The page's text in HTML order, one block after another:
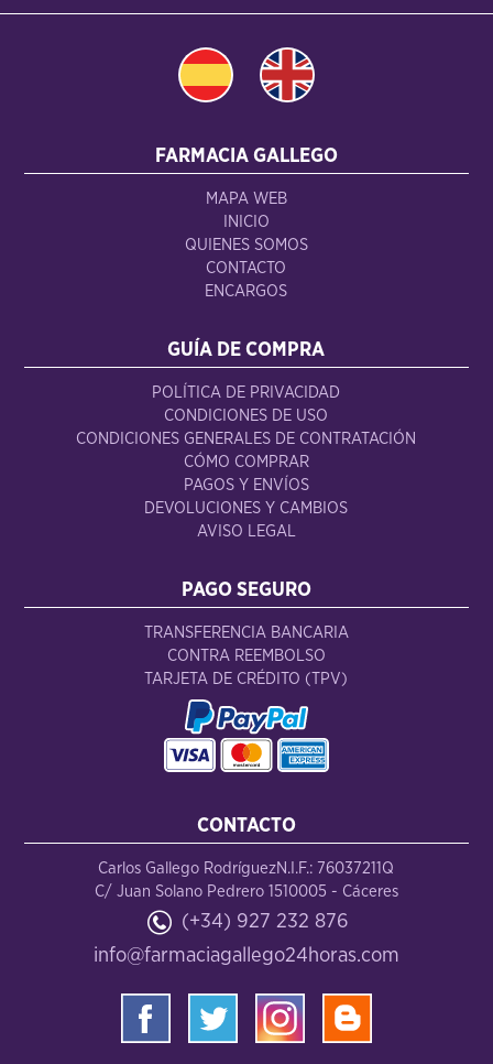
FARMACIA GALLEGO
MAPA WEB
INICIO
QUIENES SOMOS
CONTACTO
ENCARGOS
GUÍA DE COMPRA
POLÍTICA DE PRIVACIDAD
CONDICIONES DE USO
CONDICIONES GENERALES DE CONTRATACIÓN
CÓMO COMPRAR
PAGOS Y ENVÍOS
DEVOLUCIONES Y CAMBIOS
AVISO LEGAL
PAGO SEGURO
TRANSFERENCIA BANCARIA
CONTRA REEMBOLSO
TARJETA DE CRÉDITO (TPV)
CONTACTO
Carlos Gallego RodríguezN.I.F.: 76037211Q
C/ Juan Solano Pedrero 1510005 - Cáceres
(+34) 927 232 876
info@farmaciagallego24horas.com